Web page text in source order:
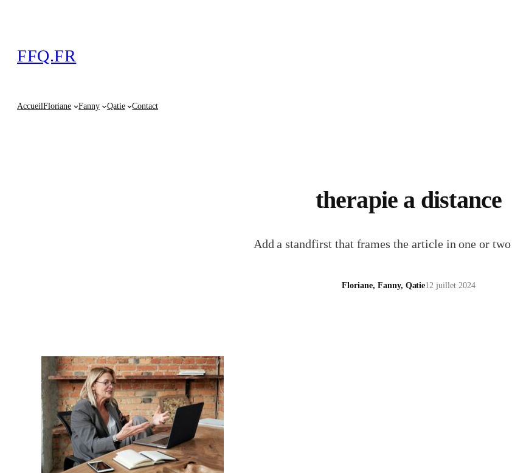
FFQ.FR
AccueilFloriane Fanny Qatie Contact
therapie a distance
Add a standfirst that frames the article in one or two
Floriane, Fanny, Qatie12 juillet 2024